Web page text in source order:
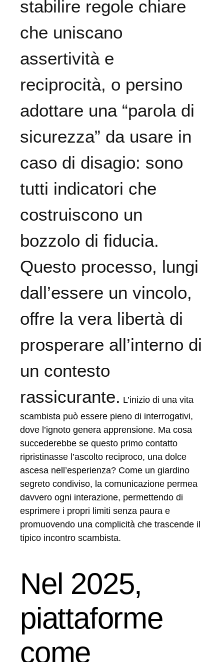
stabilire regole chiare
che uniscano
assertività e
reciprocità, o persino
adottare una “parola di
sicurezza” da usare in
caso di disagio: sono
tutti indicatori che
costruiscono un
bozzolo di fiducia.
Questo processo, lungi
dall’essere un vincolo,
offre la vera libertà di
prosperare all’interno di
un contesto
rassicurante. L’inizio di una vita
scambista può essere pieno di interrogativi,
dove l’ignoto genera apprensione. Ma cosa
succederebbe se questo primo contatto
ripristinasse l’ascolto reciproco, una dolce
ascesa nell’esperienza? Come un giardino
segreto condiviso, la comunicazione permea
davvero ogni interazione, permettendo di
esprimere i propri limiti senza paura e
promuovendo una complicità che trascende il
tipico incontro scambista.
Nel 2025,
piattaforme
come